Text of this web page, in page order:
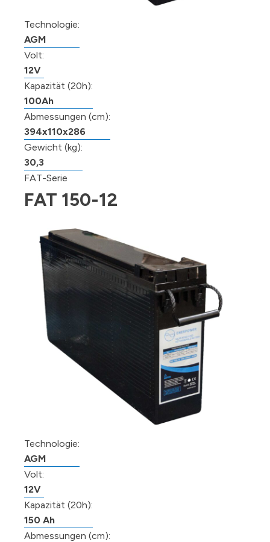
Technologie:
AGM
Volt:
12V
Kapazität (20h):
100Ah
Abmessungen (cm):
394x110x286
Gewicht (kg):
30,3
FAT-Serie
FAT 150-12
Technologie:
AGM
Volt:
12V
Kapazität (20h):
150 Ah
Abmessungen (cm):